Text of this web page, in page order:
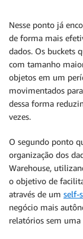
Nesse ponto já
de forma mais
dados. Os buckets
com tamanho
objetos em um
movimentados
dessa forma
vezes.
O segundo ponto
organização dos
Warehouse,
o objetivo de
através de um self-
negócio mais
relatórios sem